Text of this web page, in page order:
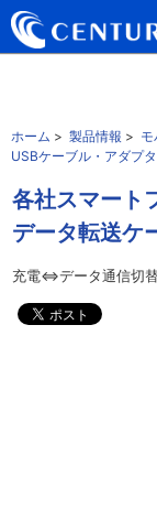
ホーム > 製品情報 >
USBケーブル・アダプタ
各社スマート
データ転送ケ
充電⇔データ通信切